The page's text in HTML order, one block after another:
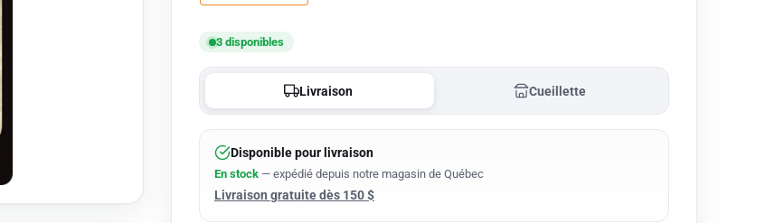
3 disponibles
Livraison Cueillette
Disponible pour livraison
En stock — expédié depuis notre magasin de Québec
Livraison gratuite dès 150 $